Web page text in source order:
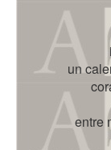
un
entre